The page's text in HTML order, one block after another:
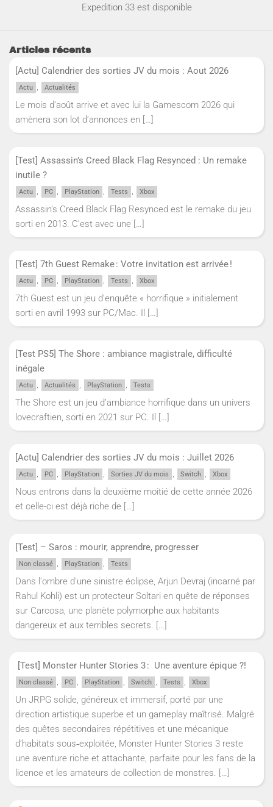
Expedition 33 est disponible
Articles récents
[Actu] Calendrier des sorties JV du mois : Aout 2026
Actu , Actualités
Le mois d’août arrive et avec lui la Gamescom 2026 qui
amènera son lot d’annonces en […]
[Test] Assassin’s Creed Black Flag Resynced : Un remake
inutile ?
Actu , PC , PlayStation , Tests , Xbox
Assassin’s Creed Black Flag Resynced est le remake du jeu
sorti en 2013. C’est avec une […]
[Test] 7th Guest Remake : Votre invitation est arrivée !
Actu , PC , PlayStation , Tests , Xbox
7th Guest est un jeu d’enquête « horrifique » initialement
sorti en avril 1993 sur PC/Mac. Il […]
[Test PS5] The Shore : ambiance magistrale, difficulté
inégale
Actu , Actualités , PlayStation , Tests
The Shore est un jeu d’ambiance horrifique dans un univers
lovecraftien, sorti en 2021 sur PC. Il […]
[Actu] Calendrier des sorties JV du mois : Juillet 2026
Actu , PC , PlayStation , Sorties JV du mois , Switch , Xbox
Nous entrons dans la deuxième moitié de cette année 2026
et celle-ci est déjà riche de […]
[Test] – Saros : mourir, apprendre, progresser
Non classé , PlayStation , Tests
Dans l'ombre d'une sinistre éclipse, Arjun Devraj (incarné par
Rahul Kohli) est un protecteur Soltari en quête de réponses
sur Carcosa, une planète polymorphe aux habitants
dangereux et aux terribles secrets. […]
[Test] Monster Hunter Stories 3 : Une aventure épique ?!
Non classé , PC , PlayStation , Switch , Tests , Xbox
Un JRPG solide, généreux et immersif, porté par une
direction artistique superbe et un gameplay maîtrisé. Malgré
des quêtes secondaires répétitives et une mécanique
d’habitats sous‑exploitée, Monster Hunter Stories 3 reste
une aventure riche et attachante, parfaite pour les fans de la
licence et les amateurs de collection de monstres. […]